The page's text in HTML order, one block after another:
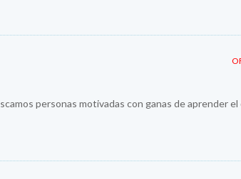
personas motivadas con ganas de aprender